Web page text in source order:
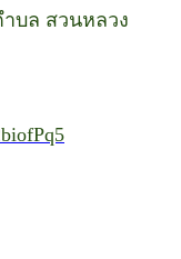
บล สวนหลวง